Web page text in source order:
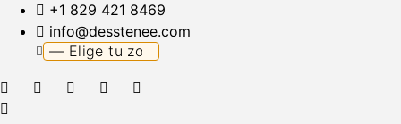
+1 829 421 8469
info@desstenee.com